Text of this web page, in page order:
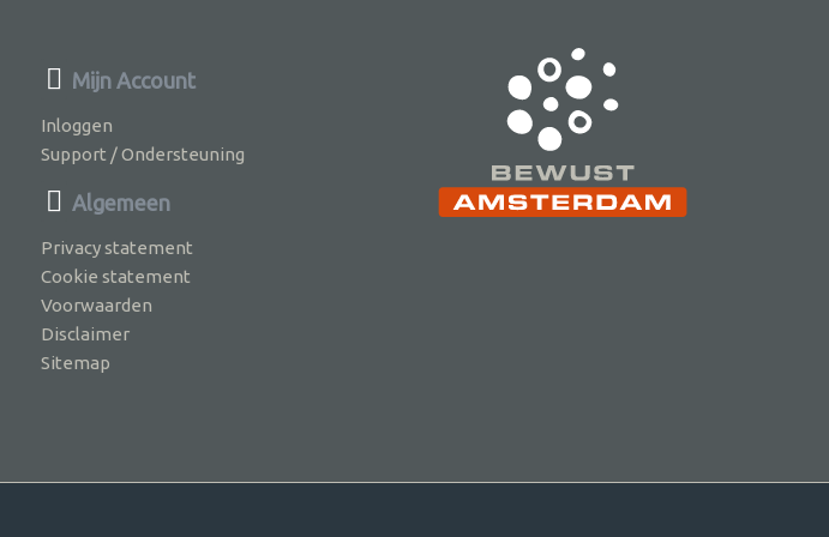
Mijn Account
Inloggen
Support / Ondersteuning
Algemeen
Privacy statement
Cookie statement
Voorwaarden
Disclaimer
Sitemap